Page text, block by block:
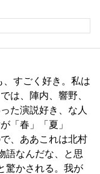
、すごく好き。私は
は、陣内、響野、
た演説好き、な人
「春」「夏」
、ああこれは北村
語なんだな、と思
驚かされる。我が